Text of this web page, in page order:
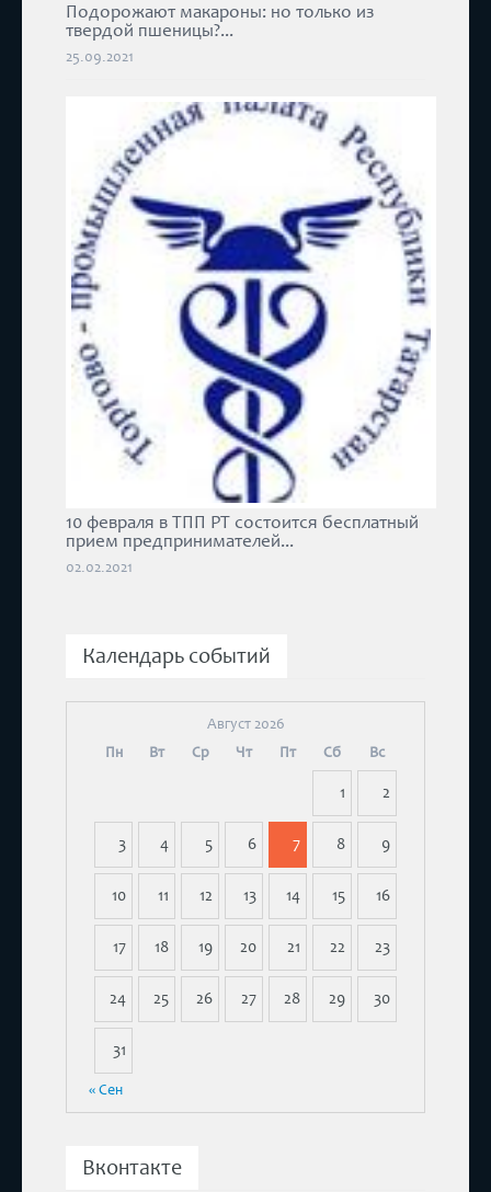
Подорожают макароны: но только из
твердой пшеницы?...
25.09.2021
10 февраля в ТПП РТ состоится бесплатный
прием предпринимателей...
02.02.2021
Календарь событий
Август 2026
Пн
Вт Ср Чт Пт Сб Вс
1 2
3 4 5 6 7 8 9
10 11 12 13 14 15 16
17 18 19 20 21 22 23
24 25 26 27 28 29 30
31
« Сен
Вконтакте